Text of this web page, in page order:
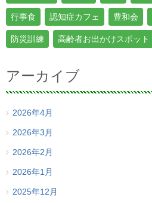
行事食 認知症カフェ 豊和会
防災訓練 高齢者お出かけスポット
アーカイブ
2026年4月
2026年3月
2026年2月
2026年1月
2025年12月